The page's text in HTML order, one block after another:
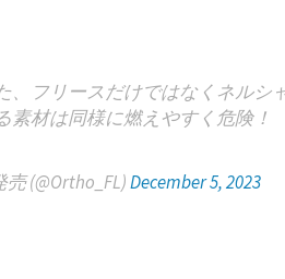
フリースだけではなくネルシ
素材は同様に燃えやすく危険！
(@Ortho_FL)December 5, 2023